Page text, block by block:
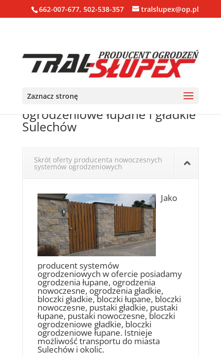
662-007-677, 502-538-357 tralslupex@op.pl
Zaznacz stronę
Ogrodzenia, bloczki, pustaki
ogrodzeniowe łupane i gładkie
Sulechów
Skrót oferty producenta nowoczesnych
systemów ogrodzeniowych
Jako
producent systemów
ogrodzeniowych w ofercie posiadamy
ogrodzenia łupane, ogrodzenia
nowoczesne, ogrodzenia gładkie,
bloczki gładkie, bloczki łupane, bloczki
nowoczesne, pustaki gładkie, pustaki
łupane, pustaki nowoczesne, bloczki
ogrodzeniowe gładkie, bloczki
ogrodzeniowe łupane. Istnieje
możliwość transportu do miasta
Sulechów i okolic.